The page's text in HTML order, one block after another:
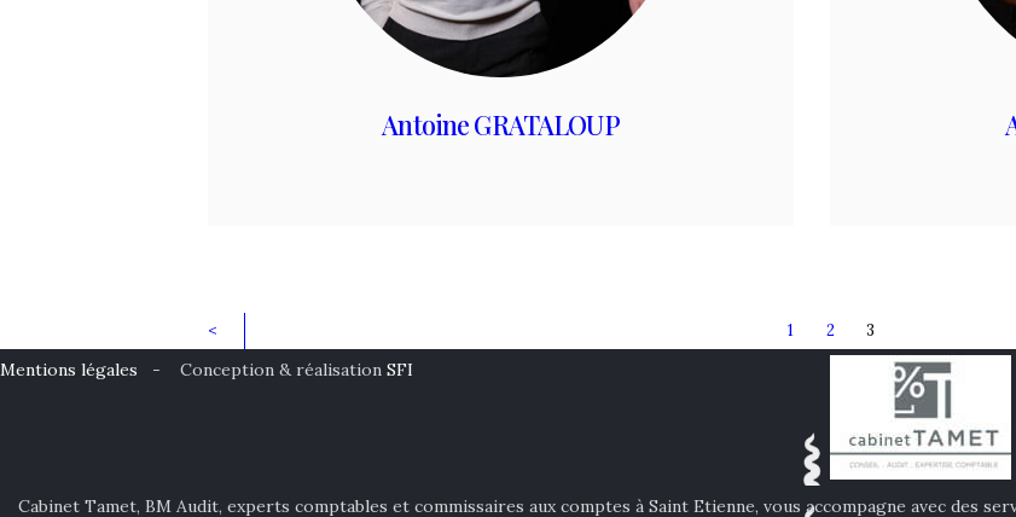
Antoine GRATALOUP
Pagination
des
< PAGE
1 PAGE
2 PAGE
3
Mentions légales - Conception & réalisation SFI
Cabinet Tamet, BM Audit, experts comptables et commissaires aux comptes à Saint Etienne, vous accompagne avec des